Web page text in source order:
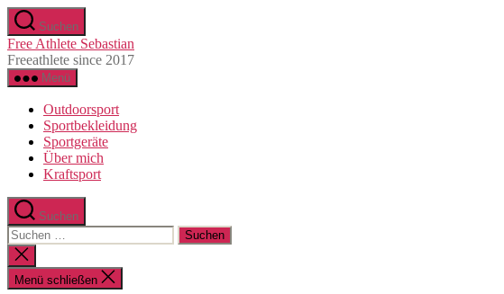
Direkt
zum
Inhalt
wechseln
Suchen
Free Athlete Sebastian
Freeathlete since 2017
Menü
Outdoorsport
Sportbekleidung
Sportgeräte
Über mich
Kraftsport
Suchen
Suche
nach:
Suche
schließen
Menü schließen